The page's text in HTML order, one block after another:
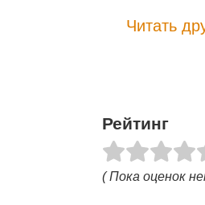
Читать
Рейтинг
( Пока оценок